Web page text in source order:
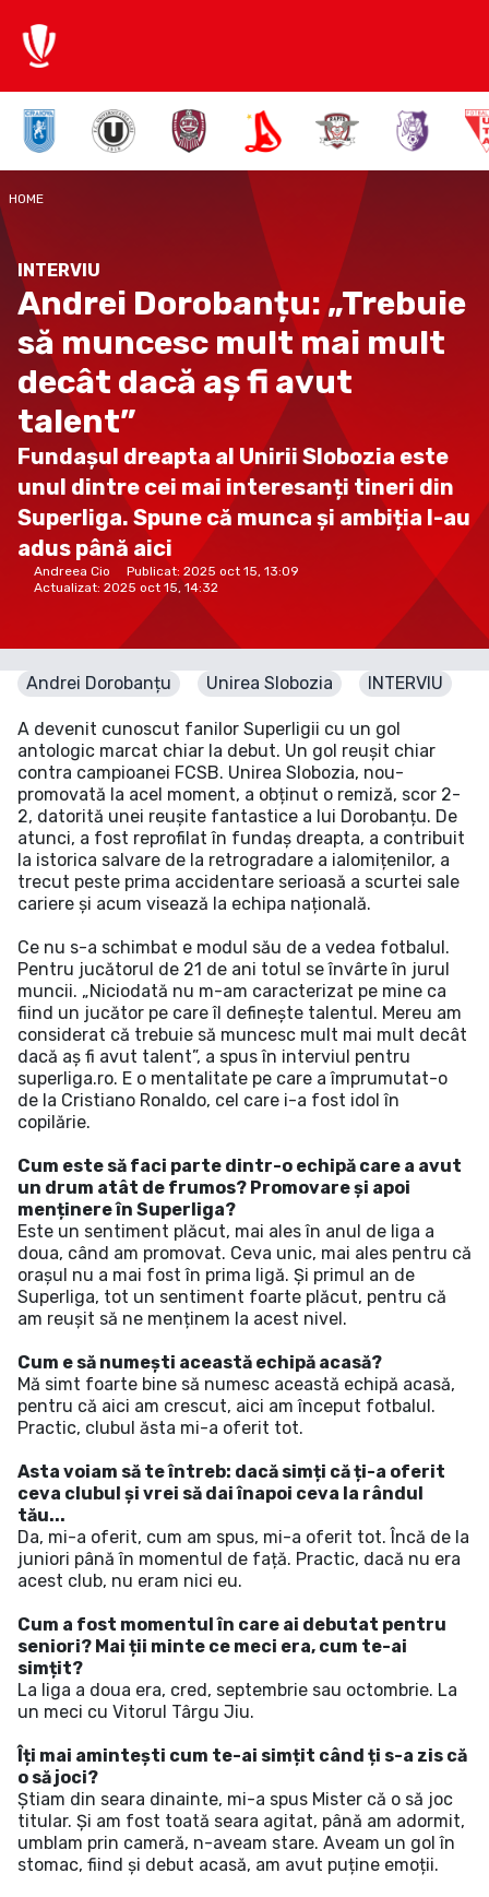
HOME
INTERVIU
Andrei Dorobanțu: „Trebuie
să muncesc mult mai mult
decât dacă aș fi avut
talent”
Fundașul dreapta al Unirii Slobozia este
unul dintre cei mai interesanți tineri din
Superliga. Spune că munca și ambiția l-au
adus până aici
Andreea Cio Publicat:2025 oct 15, 13:09
Actualizat: 2025 oct 15, 14:32
Andrei Dorobanțu Unirea Slobozia INTERVIU
A devenit cunoscut fanilor Superligii cu un gol
antologic marcat chiar la debut. Un gol reușit chiar
contra campioanei FCSB. Unirea Slobozia, nou-
promovată la acel moment, a obținut o remiză, scor 2-
2, datorită unei reușite fantastice a lui Dorobanțu. De
atunci, a fost reprofilat în fundaș dreapta, a contribuit
la istorica salvare de la retrogradare a ialomițenilor, a
trecut peste prima accidentare serioasă a scurtei sale
cariere și acum visează la echipa națională.
Ce nu s-a schimbat e modul său de a vedea fotbalul.
Pentru jucătorul de 21 de ani totul se învârte în jurul
muncii. „Niciodată nu m-am caracterizat pe mine ca
fiind un jucător pe care îl definește talentul. Mereu am
considerat că trebuie să muncesc mult mai mult decât
dacă aș fi avut talent”, a spus în interviul pentru
superliga.ro. E o mentalitate pe care a împrumutat-o
de la Cristiano Ronaldo, cel care i-a fost idol în
copilărie.
Cum este să faci parte dintr-o echipă care a avut
un drum atât de frumos? Promovare și apoi
menținere în Superliga?
Este un sentiment plăcut, mai ales în anul de liga a
doua, când am promovat. Ceva unic, mai ales pentru că
orașul nu a mai fost în prima ligă. Și primul an de
Superliga, tot un sentiment foarte plăcut, pentru că
am reușit să ne menținem la acest nivel.
Cum e să numești această echipă acasă?
Mă simt foarte bine să numesc această echipă acasă,
pentru că aici am crescut, aici am început fotbalul.
Practic, clubul ăsta mi-a oferit tot.
Asta voiam să te întreb: dacă simți că ți-a oferit
ceva clubul și vrei să dai înapoi ceva la rândul
tău...
Da, mi-a oferit, cum am spus, mi-a oferit tot. Încă de la
juniori până în momentul de față. Practic, dacă nu era
acest club, nu eram nici eu.
Cum a fost momentul în care ai debutat pentru
seniori? Mai ții minte ce meci era, cum te-ai
simțit?
La liga a doua era, cred, septembrie sau octombrie. La
un meci cu Vitorul Târgu Jiu.
Îți mai amintești cum te-ai simțit când ți s-a zis că
o să joci?
Știam din seara dinainte, mi-a spus Mister că o să joc
titular. Și am fost toată seara agitat, până am adormit,
umblam prin cameră, n-aveam stare. Aveam un gol în
stomac, fiind și debut acasă, am avut puține emoții.